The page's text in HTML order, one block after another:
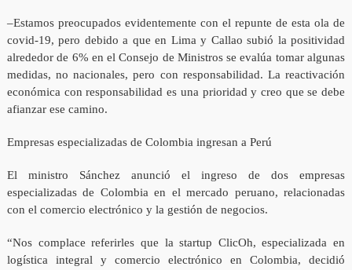
–Estamos preocupados evidentemente con el repunte de esta ola de
covid-19, pero debido a que en Lima y Callao subió la positividad
alrededor de 6% en el Consejo de Ministros se evalúa tomar algunas
medidas, no nacionales, pero con responsabilidad. La reactivación
económica con responsabilidad es una prioridad y creo que se debe
afianzar ese camino.
Empresas especializadas de Colombia ingresan a Perú
El ministro Sánchez anunció el ingreso de dos empresas
especializadas de Colombia en el mercado peruano, relacionadas
con el comercio electrónico y la gestión de negocios.
“Nos complace referirles que la startup ClicOh, especializada en
logística integral y comercio electrónico en Colombia, decidió